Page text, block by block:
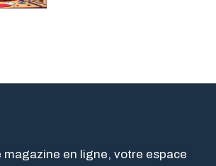
magazine en ligne, votre espace